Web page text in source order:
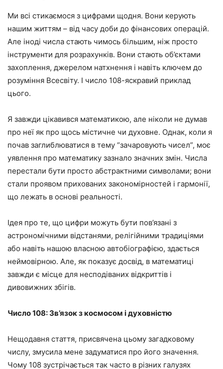
Ми всі стикаємося з цифрами щодня. Вони керують
нашим життям – від часу доби до фінансових операцій.
Але іноді числа стають чимось більшим, ніж просто
інструменти для розрахунків. Вони стають об’єктами
захоплення, джерелом натхнення і навіть ключем до
розуміння Всесвіту. І число 108-яскравий приклад
цього.
Я завжди цікавився математикою, але ніколи не думав
про неї як про щось містичне чи духовне. Однак, коли я
почав заглиблюватися в тему “зачаровують чисел”, моє
уявлення про математику зазнало значних змін. Числа
перестали бути просто абстрактними символами; вони
стали проявом прихованих закономірностей і гармонії,
що лежать в основі реальності.
Ідея про те, що цифри можуть бути пов’язані з
астрономічними відстанями, релігійними традиціями
або навіть нашою власною автобіографією, здається
неймовірною. Але, як показує досвід, в математиці
завжди є місце для несподіваних відкриттів і
дивовижних збігів.
Число 108: Зв’язок з космосом і духовністю
Нещодавня стаття, присвячена цьому загадковому
числу, змусила мене задуматися про його значення.
Чому 108 зустрічається так часто в різних галузях